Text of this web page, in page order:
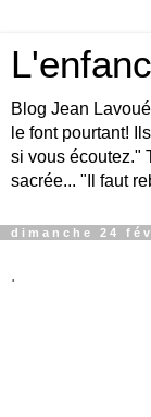
Blog Jean
le font pourtant!
si vous écoutez."
sacrée... "Il faut
dimanche 24
.